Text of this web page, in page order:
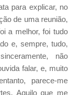
para explicar, no
de uma reunião,
a melhor, foi tudo
e, sempre, tudo,
não
falar, e, muito
parece-me
Aquilo que me